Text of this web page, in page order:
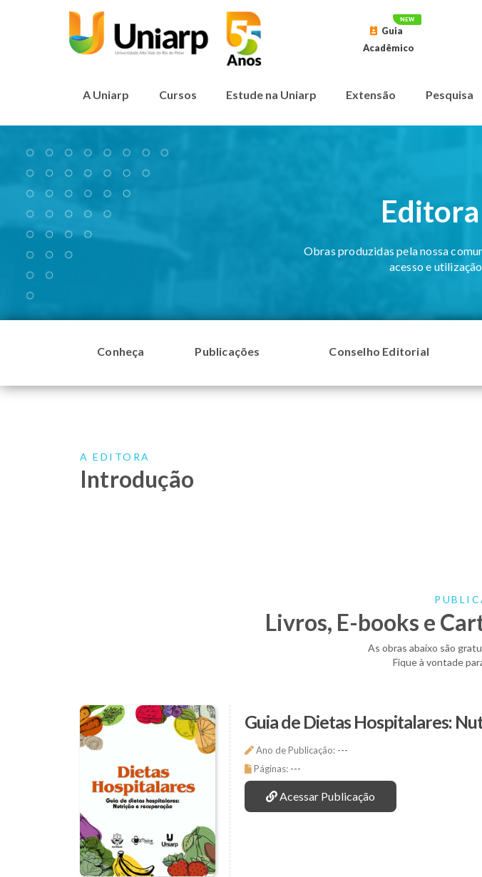
Guia
Acadêmico
A Uniarp Cursos Estude na Uniarp Extensão Pesquisa
Obras produzidas pela nossa
acesso e
Conheça Publicações Conselho Editorial
A EDITORA
Introdução
Livros, E-books e
As obras abaixo são
Fique à vontade
Guia de Dietas Hospitalares:
Ano de Publicação: ---
Páginas: ---
Acessar Publicação